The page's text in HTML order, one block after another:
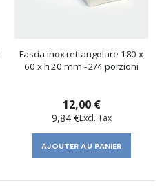
Fascia inox rettangolare 180 x
60 x h 20 mm - 2/4 porzioni
12,00 €
9,84 €
AJOUTER AU PANIER